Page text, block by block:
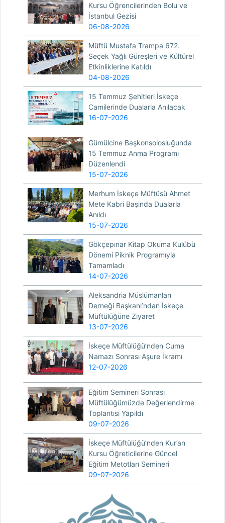
Kursu Öğrencilerinden Bolu ve
İstanbul Gezisi
06-08-2026
Müftü Mustafa Trampa 672.
Seçek Yağlı Güreşleri ve Kültürel
Etkinliklerine Katıldı
04-08-2026
15 Temmuz Şehitleri İskeçe
Camilerinde Dualarla Anılacak
16-07-2026
Gümülcine Başkonsolosluğunda
15 Temmuz Anma Programı
Düzenlendi
15-07-2026
Merhum İskeçe Müftüsü Ahmet
Mete Kabri Başında Dualarla
Anıldı
15-07-2026
Gökçepınar Kitap Okuma Kulübü
Dönemi Piknik Programıyla
Tamamladı
14-07-2026
Aleksandria Müslümanları
Derneği Başkanı’ndan İskeçe
Müftülüğüne Ziyaret
13-07-2026
İskeçe Müftülüğü’nden Cuma
Namazı Sonrası Aşure İkramı
12-07-2026
Eğitim Semineri Sonrası
Müftülüğümüzde Değerlendirme
Toplantısı Yapıldı
09-07-2026
İskeçe Müftülüğü’nden Kur’an
Kursu Öğreticilerine Güncel
Eğitim Metotları Semineri
09-07-2026